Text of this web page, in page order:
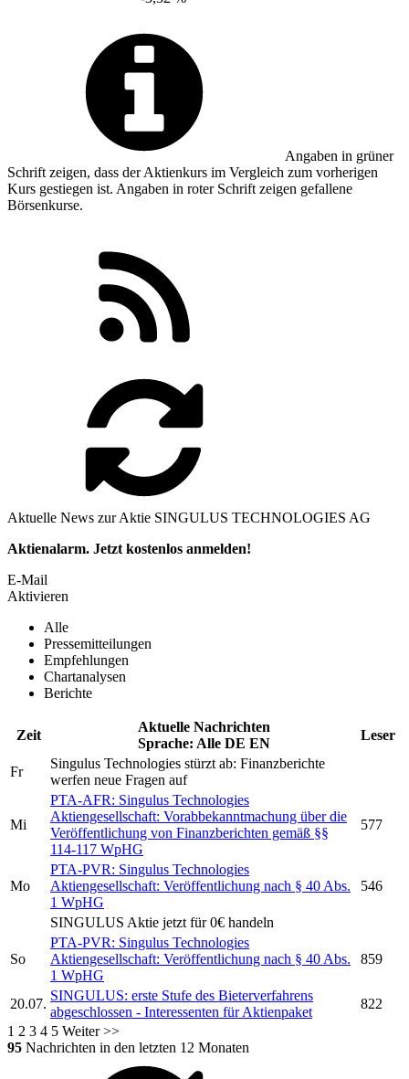
Angaben in grüner
Schrift zeigen, dass der Aktienkurs im Vergleich zum vorherigen
Kurs gestiegen ist. Angaben in roterSchrift zeigen gefallene
Börsenkurse.
Aktuelle News zur Aktie SINGULUS TECHNOLOGIES AG
Aktienalarm. Jetzt kostenlos anmelden!
E-Mail
Aktivieren
Alle
Pressemitteilungen
Empfehlungen
Chartanalysen
Berichte
Zeit
Aktuelle Nachrichten
Sprache: Alle DE EN
Leser
Fr
Singulus Technologies stürzt ab: Finanzberichte
werfen neue Fragen auf
Mi
PTA-AFR: Singulus Technologies
Aktiengesellschaft: Vorabbekanntmachung über die
Veröffentlichung von Finanzberichten gemäß §§
114-117 WpHG
577
Mo
PTA-PVR: Singulus Technologies
Aktiengesellschaft: Veröffentlichung nach § 40 Abs.
1 WpHG
546
SINGULUS Aktie jetzt für 0€ handeln
So
PTA-PVR: Singulus Technologies
Aktiengesellschaft: Veröffentlichung nach § 40 Abs.
1 WpHG
859
20.07.
SINGULUS: erste Stufe des Bieterverfahrens
abgeschlossen - Interessenten für Aktienpaket
822
1 2 3 4 5 Weiter >>
95 Nachrichten in den letzten 12 Monaten